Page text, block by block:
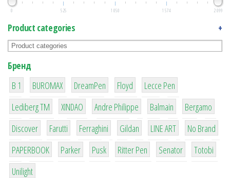
0 525 1 050 1 574 2 099
Product categories +
Бренд
B 1
1
BUROMAX
1
DreamPen
2
Floyd
2
Lecce Pen
3
Lediberg ТМ
3
XINDAO
1
Andre Philippe
4
Balmain
26
Bergamo
64
Discover
299
Farutti
4
Ferraghini
42
Gildan
4
LINE ART
90
No Brand
8
PAPERBOOK
6
Parker
2
Pusk
22
Ritter Pen
15
Senator
43
Totobi
1
Unilight